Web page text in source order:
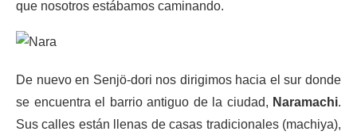
que nosotros estábamos caminando.
De nuevo en Senjö-dori nos dirigimos hacia el sur donde
se encuentra el barrio antiguo de la ciudad, Naramachi.
Sus calles están llenas de casas tradicionales (machiya),